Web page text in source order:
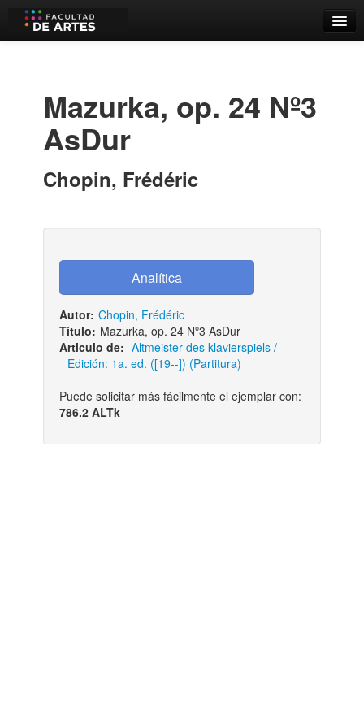
Estantes Virtuales
Iniciar sesión
Mazurka, op. 24 Nº3
AsDur
Chopin, Frédéric
Autor: Chopin, Frédéric
Título: Mazurka, op. 24 Nº3 AsDur
Articulo de: Altmeister des klavierspiels /
Edición: 1a. ed. ([19--]) (Partitura)
Puede solicitar más fácilmente el ejemplar con:
786.2 ALTk